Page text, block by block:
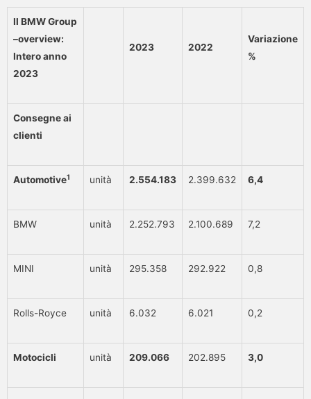
Il BMW Group
–overview:
Intero anno
2023
2023 2022
Variazione
%
Consegne ai
clienti
Automotive1 unità 2.554.183 2.399.632 6,4
BMW unità 2.252.793 2.100.689 7,2
MINI unità 295.358 292.922 0,8
Rolls-Royce unità 6.032 6.021 0,2
Motocicli unità 209.066 202.895 3,0